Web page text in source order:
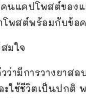
นแคปโพสต์ของ
พสต์พร้อมกับข้
มใจ
ามีการวางยาส
ใช้ชีวิตเป็นปกติ